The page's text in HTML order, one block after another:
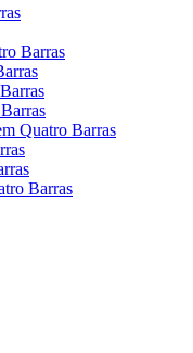
Barras
Quatro Barras
Barras